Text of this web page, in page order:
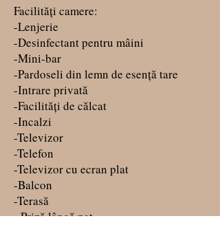
Facilități camere:
-Lenjerie
-Desinfectant pentru mâini
-Mini-bar
-Pardoseli din lemn de esență tare
-Intrare privată
-Facilități de călcat
-Incalzi
-Televizor
-Telefon
-Televizor cu ecran plat
-Balcon
-Terasă
- Priză lângă pat